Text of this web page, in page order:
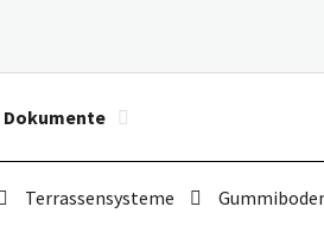
Dokumente
Terrassensysteme